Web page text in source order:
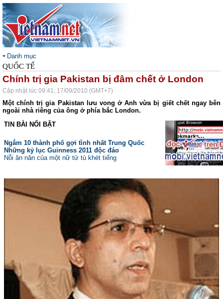
Danh mục
QUỐC TẾ
Chính trị gia Pakistan bị đâm chết ở London
Cập nhật lúc 09:41, 17/09/2010 (GMT+7)
Một chính trị gia Pakistan lưu vong ở Anh vừa bị giết chết ngay bên
ngoài nhà riêng của ông ở phía bắc London.
TIN BÀI NỔI BẬT
Ngắm 10 thành phố gợi tình nhất Trung Quốc
Những kỷ lục Guinness 2011 độc đáo
Nỗi ăn năn của một nữ tử tù khét tiếng